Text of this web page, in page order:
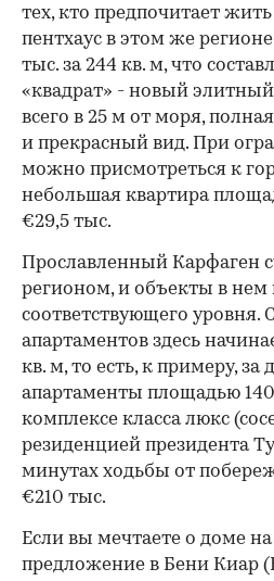
тех, кто предпочитает
пентхаус в этом же
тыс. за 244 кв. м, что
«квадрат» - новый
всего в 25 м от моря,
и прекрасный вид. При
можно присмотреться к
небольшая квартира
€29,5 тыс.
Прославленный Карфаген
регионом, и объекты в нем
соответствующего уровня.
апартаментов здесь
кв. м, то есть, к примеру, за
апартаменты площадью
комплексе класса люкс
резиденцией президента
минутах ходьбы от
€210 тыс.
Если вы мечтаете о доме
предложение в Бени Киар